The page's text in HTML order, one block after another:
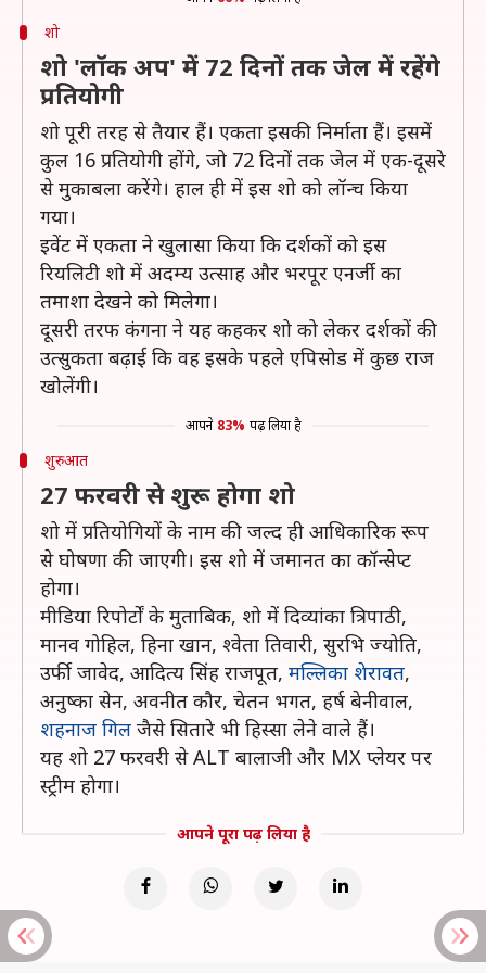
शो
शो 'लॉक अप' में 72 दिनों तक जेल में रहेंगे
प्रतियोगी
शो पूरी तरह से तैयार हैं। एकता इसकी निर्माता हैं। इसमें
कुल 16 प्रतियोगी होंगे, जो 72 दिनों तक जेल में एक-दूसरे
से मुकाबला करेंगे। हाल ही में इस शो को लॉन्च किया
गया।
इवेंट में एकता ने खुलासा किया कि दर्शकों को इस
रियलिटी शो में अदम्य उत्साह और भरपूर एनर्जी का
तमाशा देखने को मिलेगा।
दूसरी तरफ कंगना ने यह कहकर शो को लेकर दर्शकों की
उत्सुकता बढ़ाई कि वह इसके पहले एपिसोड में कुछ राज
खोलेंगी।
आपने 83% पढ़ लिया है
शुरुआत
27 फरवरी से शुरू होगा शो
शो में प्रतियोगियों के नाम की जल्द ही आधिकारिक रूप
से घोषणा की जाएगी। इस शो में जमानत का कॉन्सेप्ट
होगा।
मीडिया रिपोर्टों के मुताबिक, शो में दिव्यांका त्रिपाठी,
मानव गोहिल, हिना खान, श्वेता तिवारी, सुरभि ज्योति,
उर्फी जावेद, आदित्य सिंह राजपूत, मल्लिका शेरावत,
अनुष्का सेन, अवनीत कौर, चेतन भगत, हर्ष बेनीवाल,
शहनाज गिल जैसे सितारे भी हिस्सा लेने वाले हैं।
यह शो 27 फरवरी से ALT बालाजी और MX प्लेयर पर
स्ट्रीम होगा।
आपने पूरा पढ़ लिया है